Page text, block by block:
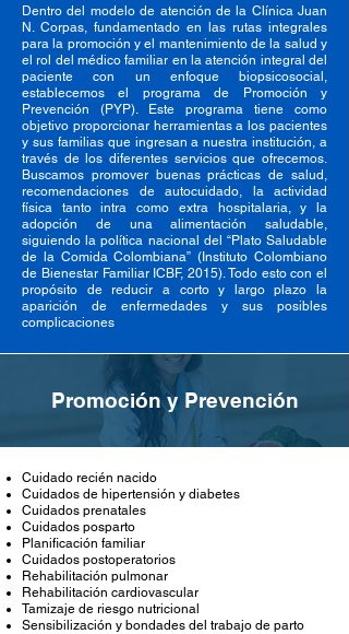
Dentro del modelo de atención de la Clínica Juan
N. Corpas, fundamentado en las rutas integrales
para la promoción y el mantenimiento de la salud y
el rol del médico familiar en la atención integral del
paciente con un enfoque biopsicosocial,
establecemos el programa de Promoción y
Prevención (PYP). Este programa tiene como
objetivo proporcionar herramientas a los pacientes
y sus familias que ingresan a nuestra institución, a
través de los diferentes servicios que ofrecemos.
Buscamos promover buenas prácticas de salud,
recomendaciones de autocuidado, la actividad
física tanto intra como extra hospitalaria, y la
adopción de una alimentación saludable,
siguiendo la política nacional del “Plato Saludable
de la Comida Colombiana” (Instituto Colombiano
de Bienestar Familiar ICBF, 2015). Todo esto con el
propósito de reducir a corto y largo plazo la
aparición de enfermedades y sus posibles
complicaciones
Promoción y Prevención
Cuidado recién nacido
Cuidados de hipertensión y diabetes
Cuidados prenatales
Cuidados posparto
Planificación familiar
Cuidados postoperatorios
Rehabilitación pulmonar
Rehabilitación cardiovascular
Tamizaje de riesgo nutricional
Sensibilización y bondades del trabajo de parto